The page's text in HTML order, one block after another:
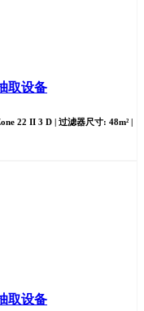
取设备
22 II 3 D | 过滤器尺寸: 48m² |
取设备